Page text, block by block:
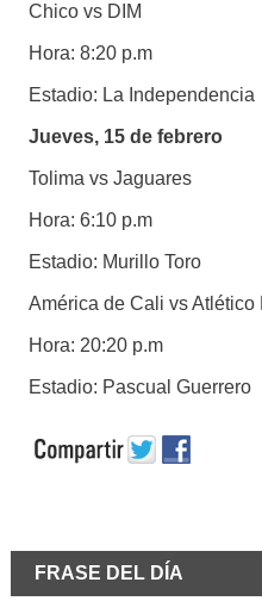
Chico vs DIM
Hora: 8:20 p.m
Estadio: La Independencia
Jueves, 15 de febrero
Tolima vs Jaguares
Hora: 6:10 p.m
Estadio: Murillo Toro
América de Cali vs Atlético
Hora: 20:20 p.m
Estadio: Pascual Guerrero
FRASE DEL DÍA